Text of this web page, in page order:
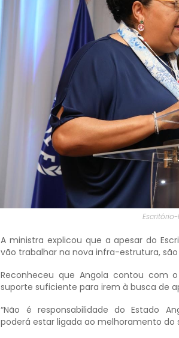
A ministra explicou que a apesar do
vão trabalhar na nova infra-estrutura, são
Reconheceu que Angola contou com o
suporte suficiente para irem à busca de
“Não é responsabilidade do Estado
poderá estar ligada ao melhoramento